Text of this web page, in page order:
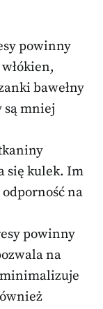
powinny
bawełny
są mniej
się kulek. Im
na
powinny
na